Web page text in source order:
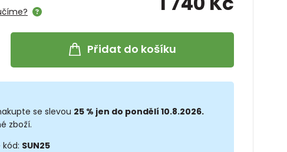
Přidat do košíku
se slevou 25 % jen do pondělí 10.8.2026.
zboží.
SUN25